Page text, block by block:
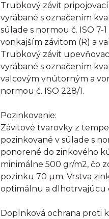
Trubkový závit
vyrábané s označením
súlade s normou č. ISO 7-
vonkajším závitom (R) a
Trubkový závit
vyrábané s označením
valcovým vnútorným a
normou č. ISO 228/1.
Pozinkovanie:
Závitové tvarovky z
pozinkované v súlade s
ponorené do zinkového
minimálne 500 gr/m2, čo
pozinku 70 µm. Vrstva
optimálnu a dlhotrvajúcu
Doplnková ochrana proti